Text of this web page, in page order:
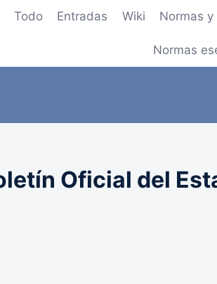
Todo Entradas Wiki Normas
Normas
Oficial del